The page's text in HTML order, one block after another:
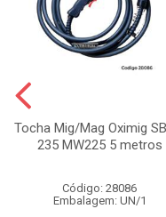
Tocha Mig/Mag Oximig
235 MW225 5 metros
Código: 28086
Embalagem: UN/1